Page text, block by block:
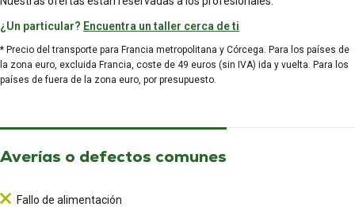
¿Un particular? Encuentra un taller cerca de ti
* Precio del transporte para Francia metropolitana y Córcega. Para los países de
la zona euro, excluida Francia, coste de 49 euros (sin IVA) ida y vuelta. Para los
países de fuera de la zona euro, por presupuesto.
Averías o defectos comunes
Fallo de alimentación